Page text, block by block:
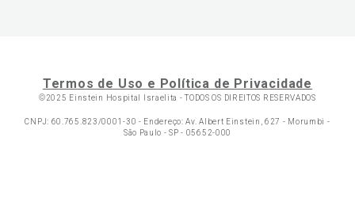
Termos de Uso e Política de Privacidade
©2025 Einstein Hospital Israelita -TODOS OS DIREITOS RESERVADOS
CNPJ: 60.765.823/0001-30 - Endereço: Av. Albert Einstein, 627 - Morumbi -
São Paulo - SP - 05652-000